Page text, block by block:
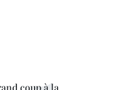
coup à la